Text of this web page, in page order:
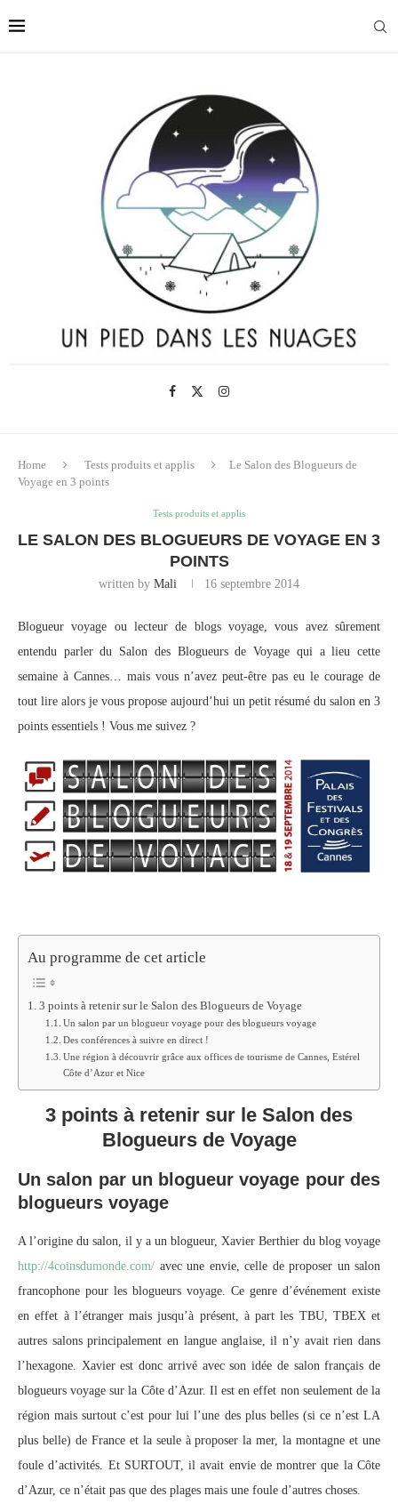
Home Tests produits et applis
Le Salon des Blogueurs de
Voyage en 3 points
Tests produits et applis
LE SALON DES BLOGUEURS DE VOYAGE EN 3
POINTS
written by Mali 16 septembre 2014
Blogueur voyage ou lecteur de blogs voyage, vous avez sûrement
entendu parler du Salon des Blogueurs de Voyage qui a lieu cette
semaine à Cannes… mais vous n’avez peut-être pas eu le courage de
tout lire alors je vous propose aujourd’hui un petit résumé du salon en 3
points essentiels ! Vous me suivez ?
Au programme de cet article
3 points à retenir sur le Salon des Blogueurs de Voyage
Un salon par un blogueur voyage pour des blogueurs voyage
Des conférences à suivre en direct !
Une région à découvrir grâce aux offices de tourisme de Cannes, Estérel
Côte d’Azur et Nice
3 points à retenir sur le Salon des
Blogueurs de Voyage
Un salon par un blogueur voyage pour des
blogueurs voyage
A l’origine du salon, il y a un blogueur, Xavier Berthier du blog voyage
http://4coinsdumonde.com/ avec une envie, celle de proposer un salon
francophone pour les blogueurs voyage. Ce genre d’événement existe
en effet à l’étranger mais jusqu’à présent, à part les TBU, TBEX et
autres salons principalement en langue anglaise, il n’y avait rien dans
l’hexagone. Xavier est donc arrivé avec son idée de salon français de
blogueurs voyage sur la Côte d’Azur. Il est en effet non seulement de la
région mais surtout c’est pour lui l’une des plus belles (si ce n’est LA
plus belle) de France et la seule à proposer la mer, la montagne et une
foule d’activités. Et SURTOUT, il avait envie de montrer que la Côte
d’Azur, ce n’était pas que des plages mais une foule d’autres choses.